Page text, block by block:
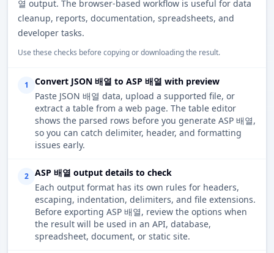
열 output. The browser-based workflow is useful for data
cleanup, reports, documentation, spreadsheets, and
developer tasks.
Use these checks before copying or downloading the result.
1
Convert JSON 배열 to ASP 배열 with preview
Paste JSON 배열 data, upload a supported file, or
extract a table from a web page. The table editor
shows the parsed rows before you generate ASP 배열,
so you can catch delimiter, header, and formatting
issues early.
2
ASP 배열 output details to check
Each output format has its own rules for headers,
escaping, indentation, delimiters, and file extensions.
Before exporting ASP 배열, review the options when
the result will be used in an API, database,
spreadsheet, document, or static site.